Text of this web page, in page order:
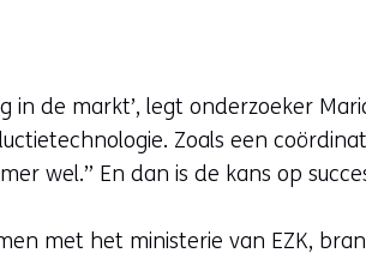
de markt’, legt onderzoeker
Zoals een
wel.” En dan is de kans op
met het ministerie van EZK,